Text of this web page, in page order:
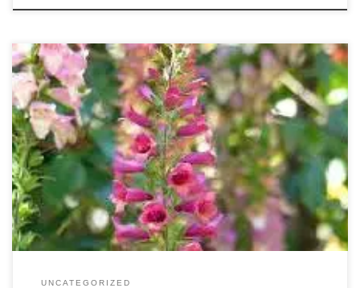
Le Monde des Digitales : Révolution Numérique en Marche Les
digitales, ou technologies numériques, ont profondément
transformé notre société au cours des dernières décennies. De la
révolution Internet à l’avènement de l’intelligence artificielle, ces
avancées technologiques ont bouleversé nos modes de vie, de
travail et de communication. Les applications des […]
UNCATEGORIZED